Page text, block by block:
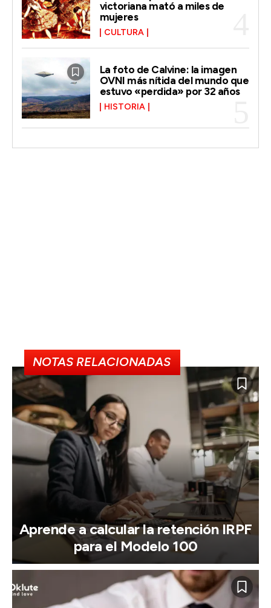
victoriana mató a miles de
mujeres
CULTURA
La foto de Calvine: la imagen
OVNI más nítida del mundo que
estuvo «perdida» por 32 años
HISTORIA
NOTAS RELACIONADAS
Aprende a calcular la retención IRPF
para el Modelo 100